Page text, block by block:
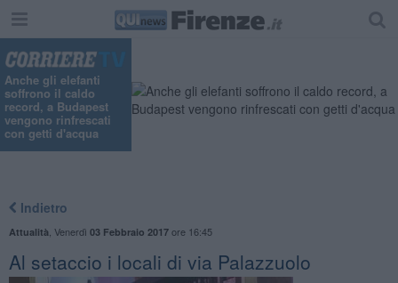
Anche gli elefanti
soffrono il caldo
record, a Budapest
vengono rinfrescati
con getti d'acqua
Indietro
Attualità Venerdì 03 Febbraio 2017ore 16:45
Al setaccio i locali di via Palazzuolo